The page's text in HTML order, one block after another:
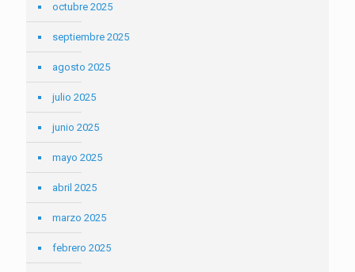
octubre 2025
septiembre 2025
agosto 2025
julio 2025
junio 2025
mayo 2025
abril 2025
marzo 2025
febrero 2025